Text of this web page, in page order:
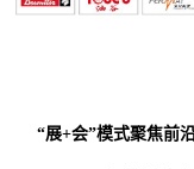
“展+会”模式聚焦前